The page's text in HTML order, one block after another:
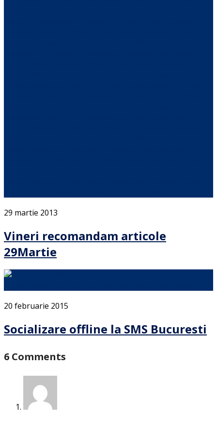
29 martie 2013
Vineri recomandam articole
29Martie
20 februarie 2015
Socializare offline la SMS Bucuresti
6 Comments